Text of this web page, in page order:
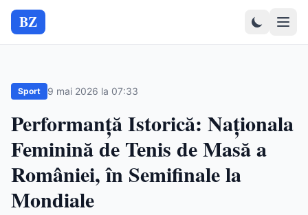
BZ
Sport 9 mai 2026 la 07:33
Performanță Istorică: Naționala
Feminină de Tenis de Masă a
României, în Semifinale la
Mondiale